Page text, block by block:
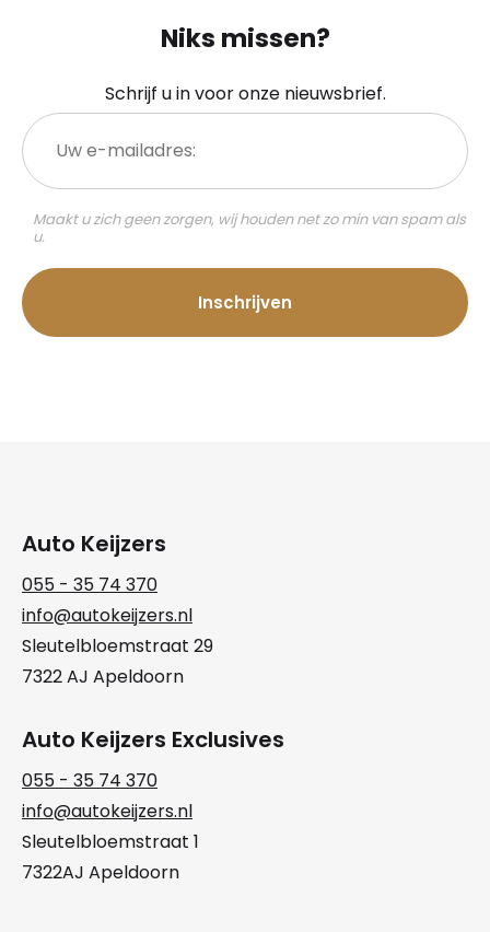
Niks missen?
Schrijf u in voor onze nieuwsbrief.
Uw
e-
mailadres:
Maakt u zich geen zorgen, wij houden net zo min van spam als
u.
Auto Keijzers
055 - 35 74 370
info@autokeijzers.nl
Sleutelbloemstraat 29
7322 AJ Apeldoorn
Auto Keijzers Exclusives
055 - 35 74 370
info@autokeijzers.nl
Sleutelbloemstraat 1
7322AJ Apeldoorn